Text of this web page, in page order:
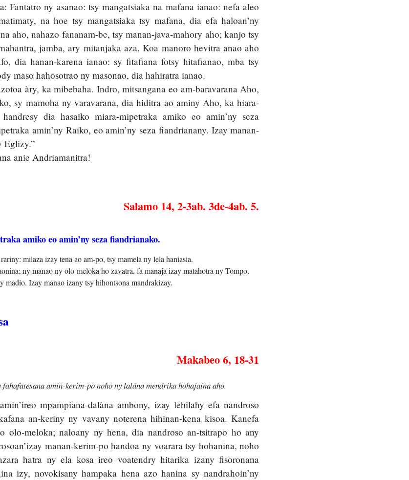
Fantatro ny asanao: tsy mangatsiaka na mafana ianao: nefa aleo
na hoe tsy mangatsiaka tsy mafana, dia efa haloan’ny
aho, nahazo fananam-be, tsy manan-java-mahory aho; kanjo tsy
jamba, ary mitanjaka aza. Koa manoro hevitra anao aho
dia hanan-karena ianao: sy fitafiana fotsy hitafianao, mba tsy
maso hahosotrao ny masonao, dia hahiratra ianao.
àry, ka mibebaha. Indro, mitsangana eo am-baravarana Aho,
sy mamoha ny varavarana, dia hiditra ao aminy Aho, ka hiara-
dia hasaiko miara-mipetraka amiko eo amin’ny seza
amin’ny Raiko, eo amin’ny seza fiandrianany. Izay manan-
Eglizy.”
anie Andriamanitra!
Salamo 14, 2-3ab. 3de-4ab. 5.
amiko eo amin’ny seza fiandrianako.
milaza izay tena ao am-po, tsy mamela ny lela haniasia.
ny manao ny olo-meloka ho zavatra, fa manaja izay matahotra ny Tompo.
Izay manao izany tsy hihontsona mandrakizay.
Makabeo 6, 18-31
amin-kerim-po noho ny lalàna mendrika hohajaina aho.
mpampiana-dalàna ambony, izay lehilahy efa nandroso
an-keriny ny vavany noterena hihinan-kena kisoa. Kanefa
meloka; naloany ny hena, dia nandroso an-tsitrapo ho any
manan-kerim-po handoa ny voarara tsy hohanina, noho
hatra ny ela kosa ireo voatendry hitarika izany fisoronana
izy, novokisany hampaka hena azo hanina sy nandrahoin’ny